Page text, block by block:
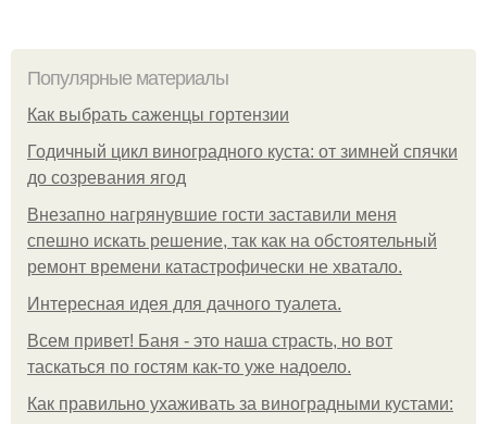
Популярные материалы
Как выбрать саженцы гортензии
Годичный цикл виноградного куста: от зимней спячки
до созревания ягод
Внезапно нагрянувшие гости заставили меня
спешно искать решение, так как на обстоятельный
ремонт времени катастрофически не хватало.
Интересная идея для дачного туалета.
Всем привет! Баня - это наша страсть, но вот
таскаться по гостям как-то уже надоело.
Как правильно ухаживать за виноградными кустами: